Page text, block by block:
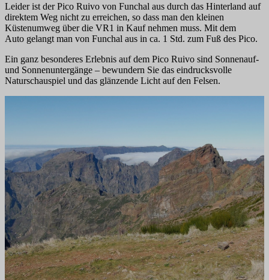
Leider ist der Pico Ruivo von Funchal aus durch das Hinterland auf
direktem Weg nicht zu erreichen, so dass man den kleinen
Küstenumweg über die VR1 in Kauf nehmen muss. Mit dem
Auto gelangt man von Funchal aus in ca. 1 Std. zum Fuß des Pico.
Ein ganz besonderes Erlebnis auf dem Pico Ruivo sind Sonnenauf-
und Sonnenuntergänge – bewundern Sie das eindrucksvolle
Naturschauspiel und das glänzende Licht auf den Felsen.